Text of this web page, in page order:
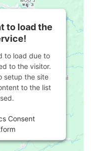
to load the
to load due to
to the visitor.
setup the site
to the list
Consent